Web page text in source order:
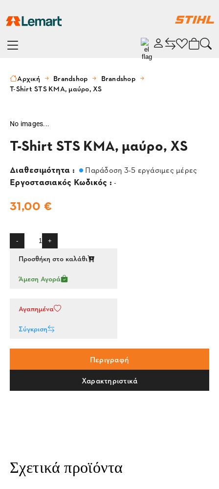
Αρχική Brandshop
Brandshop
T-Shirt STS KMA, μαύρο, XS
No images...
T-Shirt STS KMA, μαύρο, XS
Διαθεσιμότητα : Παράδοση 3-5 εργάσιμες μέρες
Εργοστασιακός Κωδικός : -
31,00 €
- +
Προσθήκη στο καλάθι
Άμεση Αγορά
Αγαπημένα
Σύγκριση
Περιγραφή
Χαρακτηριστικά
Σχετικά προϊόντα